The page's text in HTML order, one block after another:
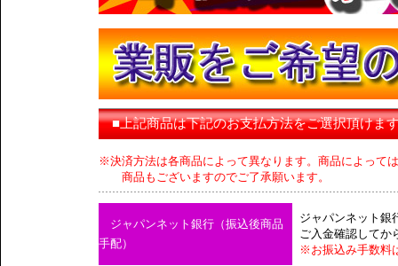
■上記商品は下記のお支払方法をご選択頂けま
※決済方法は各商品によって異なります。商品によって
商品もございますのでご了承願います。
ジャパンネット銀行（振込後商品
手配）
ジャパンネット銀
ご入金確認してか
※お振込み手数料